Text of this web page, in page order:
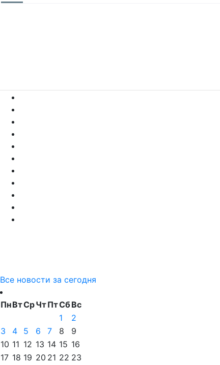
Все новости за сегодня
ПнВтСрЧтПтСбВс
1
2
3
4 5 6 7 8
9
10 11 12 13 14 15 16
17 18 19 20 21 22 23